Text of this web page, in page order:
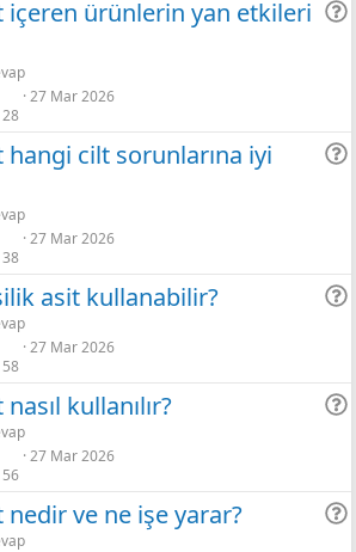
limon
içeren ürünlerin yan etkileri
28
27 Mar 2026
hangi cilt sorunlarına iyi
38
27 Mar 2026
asit kullanabilir?
58
27 Mar 2026
kullanılır?
56
27 Mar 2026
nedir ve ne işe yarar?